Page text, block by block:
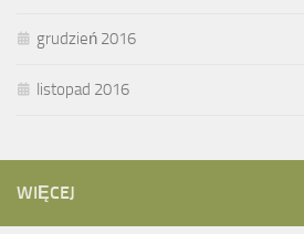
grudzień 2016
listopad 2016
WIĘCEJ